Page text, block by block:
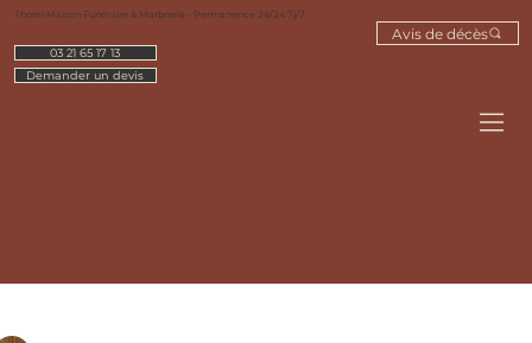
Avis de décès
Thorel Maison Funéraire & Marbrerie - Permanence 24/24 7j/7
03 21 65 17 13
Demander un devis